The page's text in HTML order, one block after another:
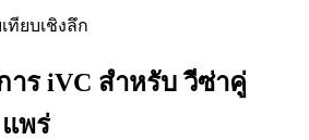
เทียบเชิงลึก
าร iVC สำหรับวีซ่าคู่
พร่